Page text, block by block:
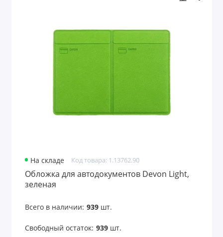
Для финансистов
Для энергетиков
Дорожные портмоне
Емкости для путешествий
Игры и головоломки
Игры и игрушки
Игры на воздухе
На складе Код товара: 1.13762.90
Обложка для автодокументов Devon Light,
зеленая
Всего в наличии: 939шт.
Свободный остаток: 939шт.